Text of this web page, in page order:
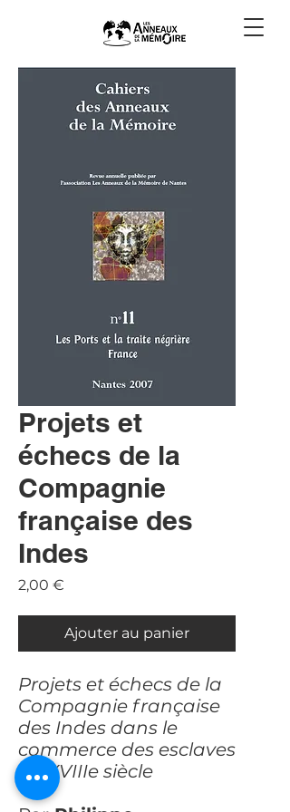
Projets et
échecs de la
Compagnie
française des
Indes
2,00 €
Ajouter au panier
Projets et échecs de la
Compagnie française
des Indes dans le
commerce des esclaves
au XVIIIe siècle